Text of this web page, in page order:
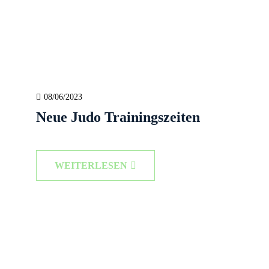
08/06/2023
Neue Judo Trainingszeiten
WEITERLESEN